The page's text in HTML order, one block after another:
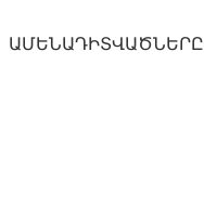
ԱՄԵՆԱԴԻՏՎԱԾՆԵՐԸ